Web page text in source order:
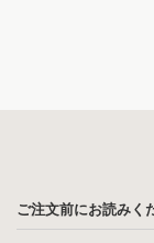
ご注文前にお読みく